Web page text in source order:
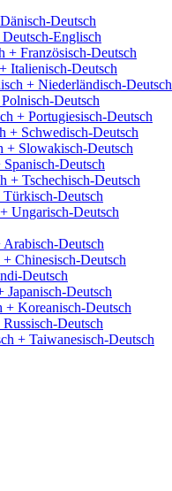
Deutsch
Englisch
+ Französisch-Deutsch
Italienisch-Deutsch
+ Niederländisch-Deutsch
Deutsch
+ Portugiesisch-Deutsch
+ Schwedisch-Deutsch
+ Slowakisch-Deutsch
Deutsch
+ Tschechisch-Deutsch
Deutsch
Ungarisch-Deutsch
Deutsch
Chinesisch-Deutsch
Deutsch
Japanisch-Deutsch
+ Koreanisch-Deutsch
Deutsch
+ Taiwanesisch-Deutsch